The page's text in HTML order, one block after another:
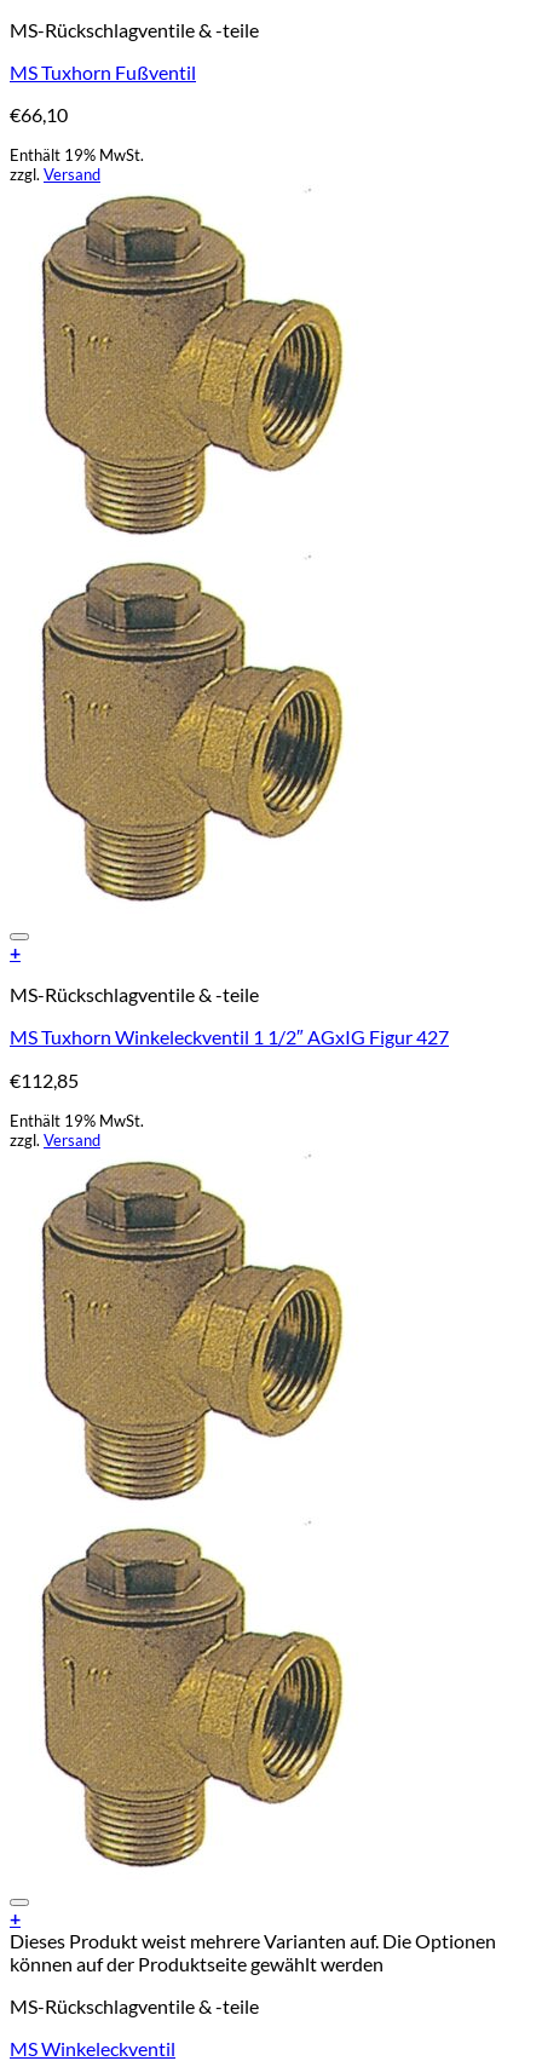
MS-Rückschlagventile & -teile
MS Tuxhorn Fußventil
€66,10
Enthält 19% MwSt.
zzgl. Versand
+
MS-Rückschlagventile & -teile
MS Tuxhorn Winkeleckventil 1 1/2″ AGxIG Figur 427
€112,85
Enthält 19% MwSt.
zzgl. Versand
+
Dieses Produkt weist mehrere Varianten auf. Die Optionen
können auf der Produktseite gewählt werden
MS-Rückschlagventile & -teile
MS Winkeleckventil